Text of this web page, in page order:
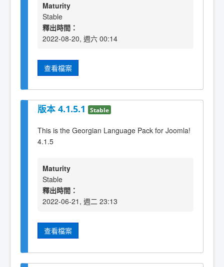
Maturity
Stable
釋出時間：
2022-08-20, 週六 00:14
查看檔案
版本 4.1.5.1 Stable
This is the Georgian Language Pack for Joomla!
4.1.5
Maturity
Stable
釋出時間：
2022-06-21, 週二 23:13
查看檔案